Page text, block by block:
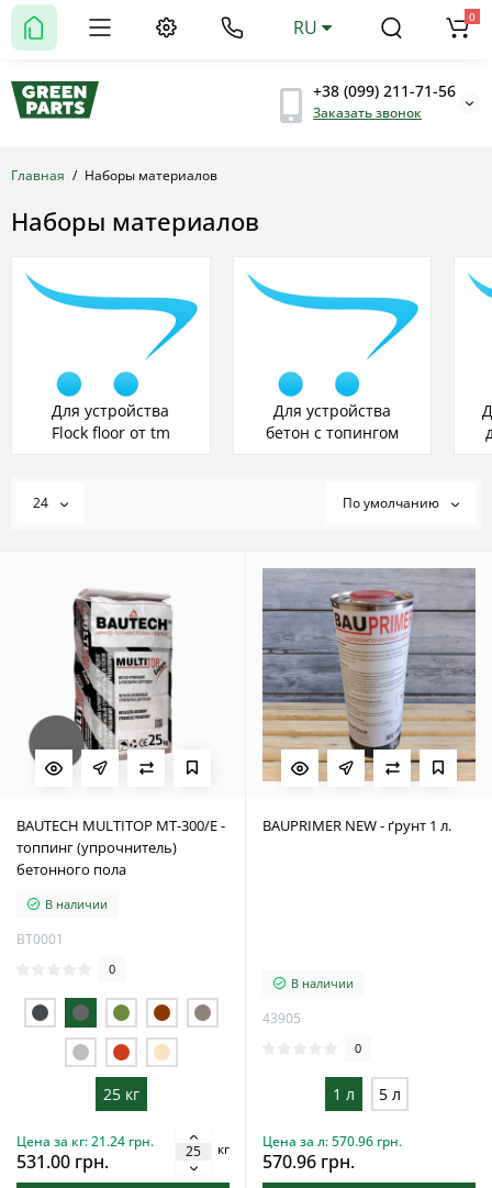
+38 (099) 211-71-56
Заказать звонок
RU 0
Главная Наборы материалов
Наборы материалов
Для устройства
Flock floor от tm
Для устройства
бетон с топингом
24 По умолчанию
BAUTECH MULTITOP MT-300/E -
топпинг (упрочнитель)
бетонного пола
В наличии
BT0001
0
25 кг
Цена за кг: 21.24 грн.
531.00 грн.
кг
BAUPRIMER NEW - ґрунт 1 л.
В наличии
43905
0
1 л 5 л
Цена за л: 570.96 грн.
570.96 грн.